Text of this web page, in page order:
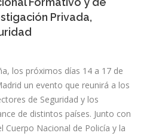
Privada,
los próximos días 14 a 17 de
un evento que reunirá a los
de Seguridad y los
de distintos países. Junto con
Cuerpo Nacional de Policía y la